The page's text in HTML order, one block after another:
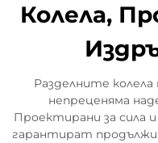
Колела,
Разделните колела
непреценяма
Проектирани за сила
гарантират